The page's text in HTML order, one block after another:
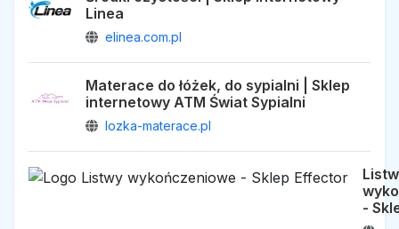
Linea
elinea.com.pl
Materace do łóżek, do sypialni | Sklep
internetowy ATM Świat Sypialni
lozka-materace.pl
-